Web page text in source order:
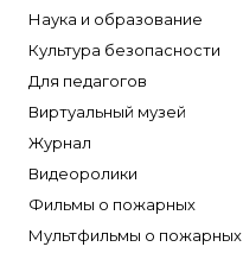
Наука и образование
Культура безопасности
Для педагогов
Виртуальный музей
Журнал
Видеоролики
Фильмы о пожарных
Мультфильмы о пожарных